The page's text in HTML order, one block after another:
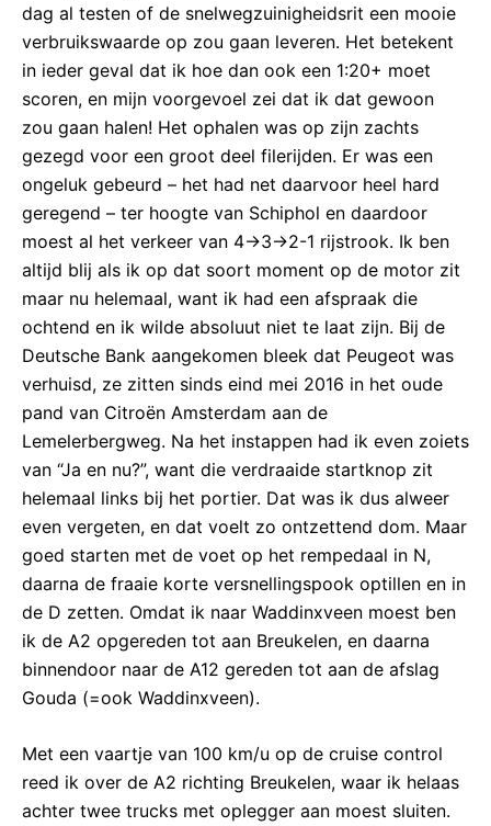
dag al testen of de snelwegzuinigheidsrit een mooie
verbruikswaarde op zou gaan leveren. Het betekent
in ieder geval dat ik hoe dan ook een 1:20+ moet
scoren, en mijn voorgevoel zei dat ik dat gewoon
zou gaan halen! Het ophalen was op zijn zachts
gezegd voor een groot deel filerijden. Er was een
ongeluk gebeurd – het had net daarvoor heel hard
geregend – ter hoogte van Schiphol en daardoor
moest al het verkeer van 4->3->2-1 rijstrook. Ik ben
altijd blij als ik op dat soort moment op de motor zit
maar nu helemaal, want ik had een afspraak die
ochtend en ik wilde absoluut niet te laat zijn. Bij de
Deutsche Bank aangekomen bleek dat Peugeot was
verhuisd, ze zitten sinds eind mei 2016 in het oude
pand van Citroën Amsterdam aan de
Lemelerbergweg. Na het instappen had ik even zoiets
van “Ja en nu?”, want die verdraaide startknop zit
helemaal links bij het portier. Dat was ik dus alweer
even vergeten, en dat voelt zo ontzettend dom. Maar
goed starten met de voet op het rempedaal in N,
daarna de fraaie korte versnellingspook optillen en in
de D zetten. Omdat ik naar Waddinxveen moest ben
ik de A2 opgereden tot aan Breukelen, en daarna
binnendoor naar de A12 gereden tot aan de afslag
Gouda (=ook Waddinxveen).
Met een vaartje van 100 km/u op de cruise control
reed ik over de A2 richting Breukelen, waar ik helaas
achter twee trucks met oplegger aan moest sluiten.